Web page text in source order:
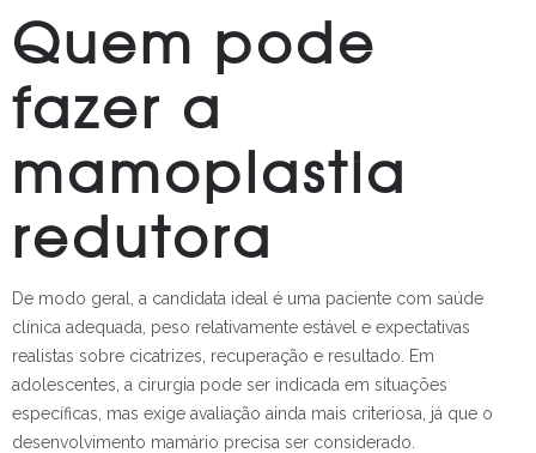
Quem pode
fazer a
mamoplastia
redutora
De modo geral, a candidata ideal é uma paciente com saúde
clínica adequada, peso relativamente estável e expectativas
realistas sobre cicatrizes, recuperação e resultado. Em
adolescentes, a cirurgia pode ser indicada em situações
específicas, mas exige avaliação ainda mais criteriosa, já que o
desenvolvimento mamário precisa ser considerado.